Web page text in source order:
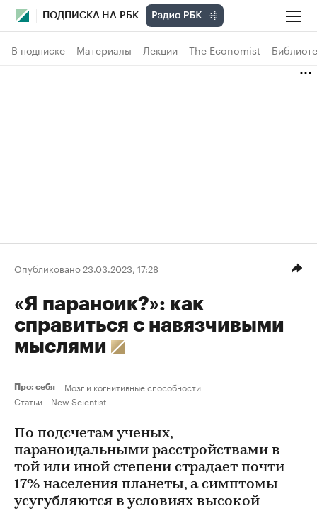
ПОДПИСКА НА РБК
В подписке Материалы Лекции The Economist
Опубликовано 23.03.2023, 17:28
«Я параноик?»: как
справиться с навязчивыми
мыслями
Про: себя
Мозг и когнитивные способности
Статьи
New Scientist
По подсчетам ученых,
параноидальными расстройствами в
той или иной степени страдает почти
17% населения планеты, а симптомы
усугубляются в условиях высокой